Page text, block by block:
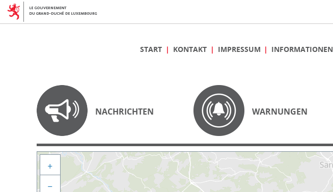
START KONTAKT IMPRESSUM INFORMATIONEN
NACHRICHTEN WARNUNGEN
+
−